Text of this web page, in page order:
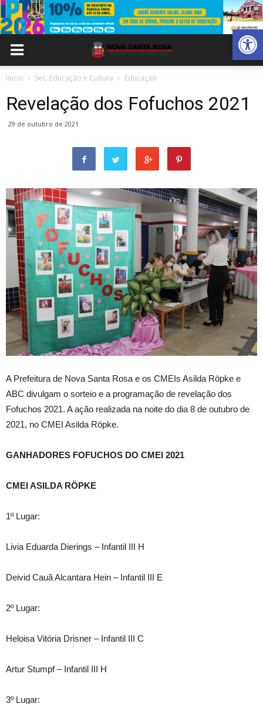
Abrir
Inicio Sec. Educação e Cultura Educação
Revelação dos Fofuchos 2021
29 de outubro de 2021
A Prefeitura de Nova Santa Rosa e os CMEIs Asilda Röpke e
ABC divulgam o sorteio e a programação de revelação dos
Fofuchos 2021. A ação realizada na noite do dia 8 de outubro de
2021, no CMEI Asilda Röpke.
GANHADORES FOFUCHOS DO CMEI 2021
CMEI ASILDA RÖPKE
1º Lugar:
Livia Eduarda Dierings – Infantil III H
Deivid Cauã Alcantara Hein – Infantil III E
2º Lugar:
Heloisa Vitória Drisner – Infantil III C
Artur Stumpf – Infantil III H
3º Lugar: